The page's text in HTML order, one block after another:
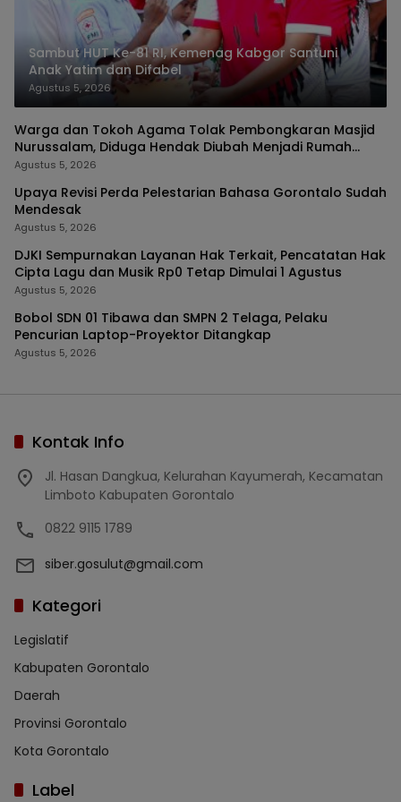
Sambut HUT Ke-81 RI, Kemenag Kabgor Santuni
Anak Yatim dan Difabel
Agustus 5, 2026
Warga dan Tokoh Agama Tolak Pembongkaran Masjid
Nurussalam, Diduga Hendak Diubah Menjadi Rumah
Tinggal
Agustus 5, 2026
Upaya Revisi Perda Pelestarian Bahasa Gorontalo Sudah
Mendesak
Agustus 5, 2026
DJKI Sempurnakan Layanan Hak Terkait, Pencatatan Hak
Cipta Lagu dan Musik Rp0 Tetap Dimulai 1 Agustus
Agustus 5, 2026
Bobol SDN 01 Tibawa dan SMPN 2 Telaga, Pelaku
Pencurian Laptop-Proyektor Ditangkap
Agustus 5, 2026
Kontak Info
Jl. Hasan Dangkua, Kelurahan Kayumerah, Kecamatan
Limboto Kabupaten Gorontalo
0822 9115 1789
siber.gosulut@gmail.com
Kategori
Legislatif
Kabupaten Gorontalo
Daerah
Provinsi Gorontalo
Kota Gorontalo
Label